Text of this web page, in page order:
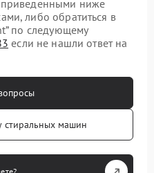
приведенными ниже
либо обратиться в
по следующему
если не нашли ответ на
стиральных машин